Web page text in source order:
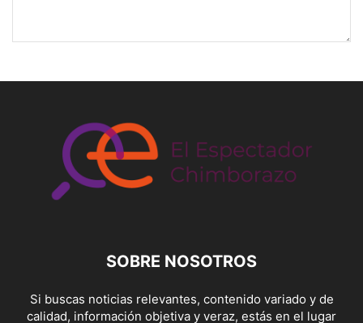
SOBRE NOSOTROS
Si buscas noticias relevantes, contenido variado y de
calidad, información objetiva y veraz, estás en el lugar